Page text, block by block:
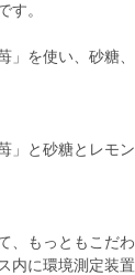
す。
を使い、砂糖
」と砂糖とレモ
、もっともこだ
内に環境測定装